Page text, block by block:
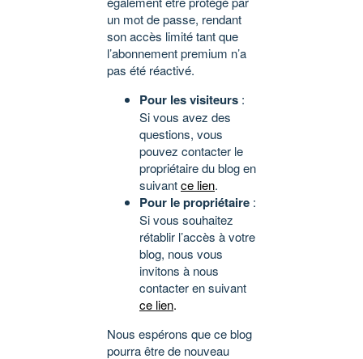
un mot de passe, rendant
son accès limité tant que
l’abonnement premium n’a
pas été réactivé.
Pour les visiteurs :
Si vous avez des
questions, vous
pouvez contacter le
propriétaire du blog en
suivantce lien.
Pour le propriétaire :
Si vous souhaitez
rétablir l’accès à votre
blog, nous vous
invitons à nous
contacter en suivant
ce lien.
Nous espérons que ce blog
pourra être de nouveau